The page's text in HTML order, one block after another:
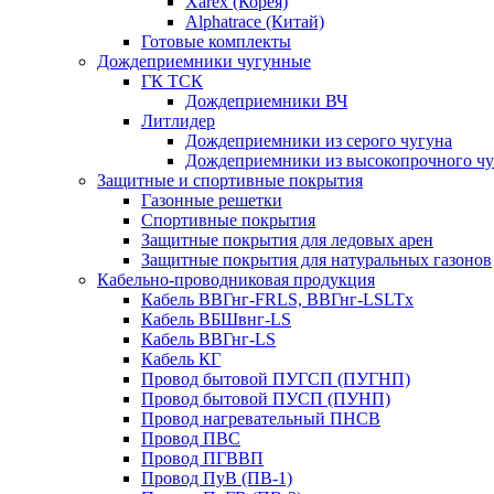
Alphatrace (Китай)
Готовые комплекты
Дождеприемники чугунные
ГК ТСК
Дождеприемники ВЧ
Литлидер
Дождеприемники из серого чугуна
Дождеприемники из высокопрочного
Защитные и спортивные покрытия
Газонные решетки
Спортивные покрытия
Защитные покрытия для ледовых арен
Защитные покрытия для натуральных газонов
Кабельно-проводниковая продукция
Кабель ВВГнг-FRLS, ВВГнг-LSLTx
Кабель ВБШвнг-LS
Кабель ВВГнг-LS
Кабель КГ
Провод бытовой ПУГСП (ПУГНП)
Провод бытовой ПУСП (ПУНП)
Провод нагревательный ПНСВ
Провод ПВС
Провод ПГВВП
Провод ПуВ (ПВ-1)